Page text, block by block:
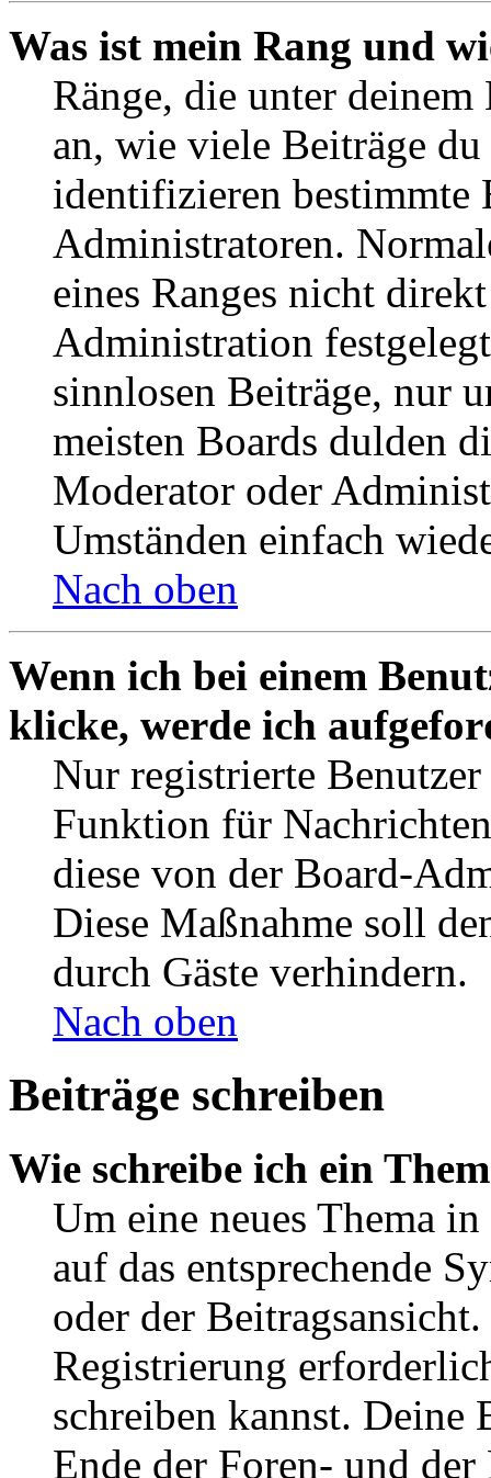
Was ist mein Rang und
Ränge, die unter deinem
an, wie viele Beiträge
identifizieren bestimmte
Administratoren.
eines Ranges nicht
Administration
sinnlosen Beiträge, nur
meisten Boards dulden
Moderator oder
Umständen einfach
Nach oben
Wenn ich bei einem
klicke, werde ich
Nur registrierte
Funktion für
diese von der Board-
Diese Maßnahme soll
durch Gäste verhindern.
Nach oben
Beiträge schreiben
Wie schreibe ich ein
Um eine neues Thema
auf das entsprechende
oder der
Registrierung
schreiben kannst. Deine
Ende der Foren- und